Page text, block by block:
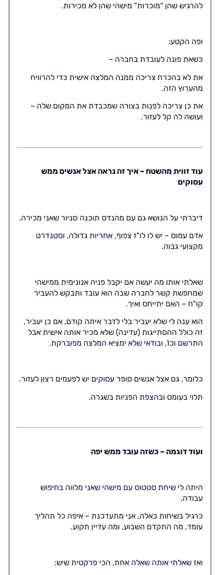
להרגיש שהן “מוכרות” מישהי שהן לא מכירות.
ופה הקטע:
כשאת פונה לעובדת בחברה –
את לא בהכרח צריכה ממנה המלצה אישית כדי להרוויח
מהערוץ הזה.
את כן צריכה לפנות בצורה שמכבדת את המקום שלה –
ועושה לה קל לעזור.
עוד זווית מהשטח – איך זה נראה אצל אנשים ממש
עסוקים
דיברתי על הנושא גם עם מהנדס תוכנה סניור שאני מכירה.
אדם עמוס – יש לו לו"ז צפוף, אחריות גדולה, וסטנדרט
מקצועי גבוה.
שאלתי אותו מה יעשה אם יקבל פניה אנונימית ממישהי
שמחפשת קשר לחברה שבה הוא עובד ותבקש להעביר
קו"ח – האם יתייחס ואיך.
הוא ענה לי שלא יעביר בלי לדבר איתה קודם, אם כן יעביר,
זה כולל ההסתייגות (עדינה) שלא מכיר אותה אישית אבל
התרשם וכו', ובודאי שלא ימציא המלצה מפוברקת.
כלומר, גם אצל אנשים סופר עסוקים יש לפעמים רצון לעזור.
תלוי בעומס ובהצפת הפניות בשגרה.
ועוד דוגמה – כשזה עובד ממש יפה
היתה לי שיחת סטטוס עם מישהי שאני מלווה בחיפוש
עבודה.
כרגיל בשיחות כאלה, אני מתעדכנת – איפה כל תהליך
עומד, מה התקדם השבוע, ומה עדיין תקוע.
ואז שאלתי אותה שאלה אחת, הכי פרקטית שיש: